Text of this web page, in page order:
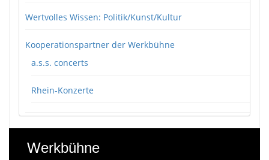
Wertvolles Wissen: Politik/Kunst/Kultur
Kooperationspartner der Werkbühne
a.s.s. concerts
Rhein-Konzerte
Werkbühne